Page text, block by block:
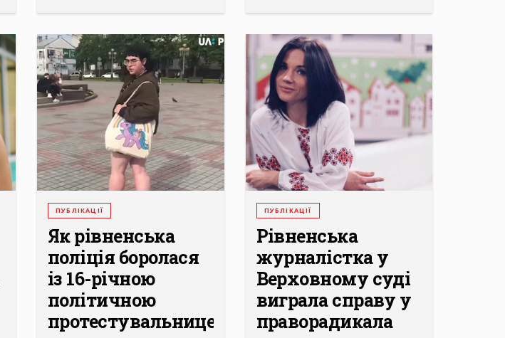
ПУБЛІКАЦІЇ
Як рівненська
поліція боролася
із 16-річною
політичною
протестувальнице...
ПУБЛІКАЦІЇ
Рівненська
журналістка у
Верховному суді
виграла справу у
праворадикала